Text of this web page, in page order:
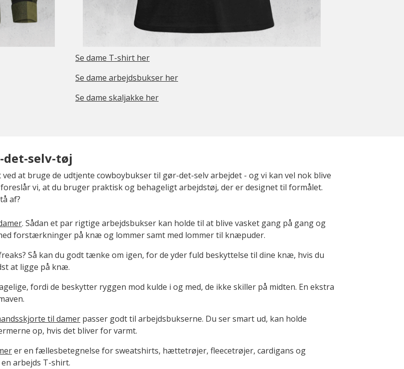
Se dame T-shirt her
Se dame arbejdsbukser her
Se dame skaljakke her
det-selv-tøj
at bruge de udtjente cowboybukser til gør-det-selv arbejdet - og vi kan vel nok blive
vi, at du bruger praktisk og behageligt arbejdstøj, der er designet til formålet.
af?
. Sådan et par rigtige arbejdsbukser kan holde til at blive vasket gang på gang og
forstærkninger på knæ og lommer samt med lommer til knæpuder.
Så kan du godt tænke om igen, for de yder fuld beskyttelse til dine knæ, hvis du
at ligge på knæ.
fordi de beskytter ryggen mod kulde i og med, de ikke skiller på midten. En ekstra
til damer passer godt til arbejdsbukserne. Du ser smart ud, kan holde
op, hvis det bliver for varmt.
er en fællesbetegnelse for sweatshirts, hættetrøjer, fleecetrøjer, cardigans og
arbejds T-shirt.